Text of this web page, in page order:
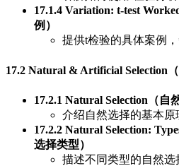
17.1.4 Variation: t-test
例）
提供t检验的具体案例
17.2 Natural & Artificial Selection
17.2.1 Natural Selection（自
介绍自然选择的基本原
17.2.2 Natural Selection:
选择类型）
描述不同类型的自然